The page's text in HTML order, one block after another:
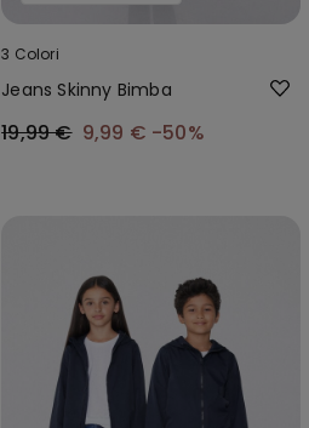
3 Colori
Jeans Skinny Bimba
19,99 € 9,99 € -50%